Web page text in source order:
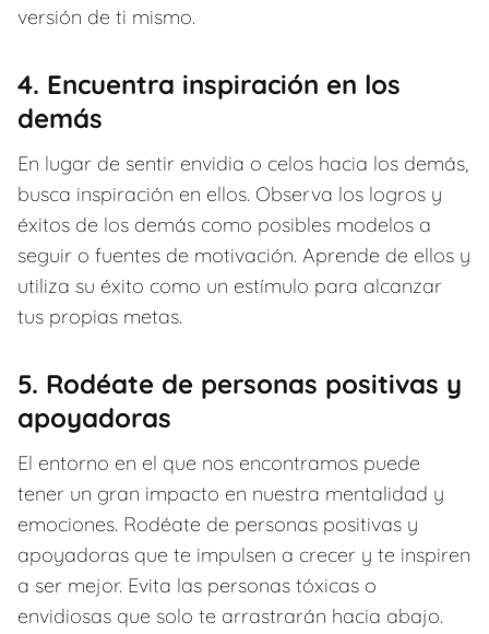
versión de ti mismo.
4. Encuentra inspiración en los
demás
En lugar de sentir envidia o celos hacia los demás,
busca inspiración en ellos. Observa los logros y
éxitos de los demás como posibles modelos a
seguir o fuentes de motivación. Aprende de ellos y
utiliza su éxito como un estímulo para alcanzar
tus propias metas.
5. Rodéate de personas positivas y
apoyadoras
El entorno en el que nos encontramos puede
tener un gran impacto en nuestra mentalidad y
emociones. Rodéate de personas positivas y
apoyadoras que te impulsen a crecer y te inspiren
a ser mejor. Evita las personas tóxicas o
envidiosas que solo te arrastrarán hacia abajo.